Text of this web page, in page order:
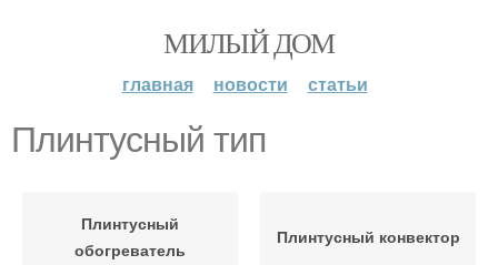
МИЛЫЙ ДОМ
главная новости статьи
Плинтусный тип
Плинтусный
обогреватель
Плинтусный конвектор